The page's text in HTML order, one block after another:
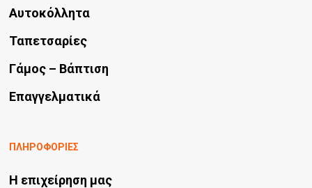
Αυτοκόλλητα
Ταπετσαρίες
Γάμος – Βάπτιση
Επαγγελματικά
ΠΛΗΡΟΦΟΡΙΕΣ
Η επιχείρηση μας